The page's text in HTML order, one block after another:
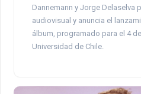
Dannemann y Jorge Delaselva
audiovisual y anuncia el
álbum, programado para el 4
Universidad de Chile.